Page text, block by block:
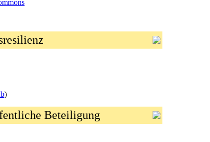
)
Beteiligung